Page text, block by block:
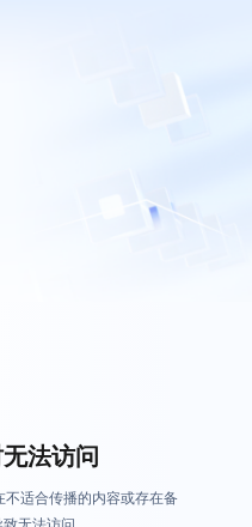
法访问
适合传播的内容或存在备